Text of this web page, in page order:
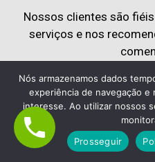
Nossos clientes são
serviços e nos
Contratei aLimpa
profissional à
Nós armazenamos dados
experiência de navegação
interesse. Ao utilizar nossos
Prosseguir